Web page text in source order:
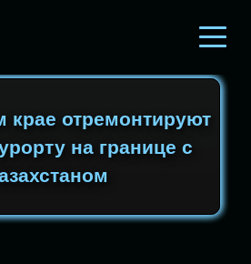
крае отремонтируют
на границе с